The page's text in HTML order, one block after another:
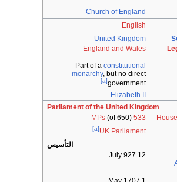
Church of England
English
United Kingdom
England and Wales
Part of a constitutional
monarchy, but no direct
government
[a]
Elizabeth II
Parliament of the United Kingdom
533 MPs
(of 650)
UK Parliament
[a]
التأسيس
12 July 927